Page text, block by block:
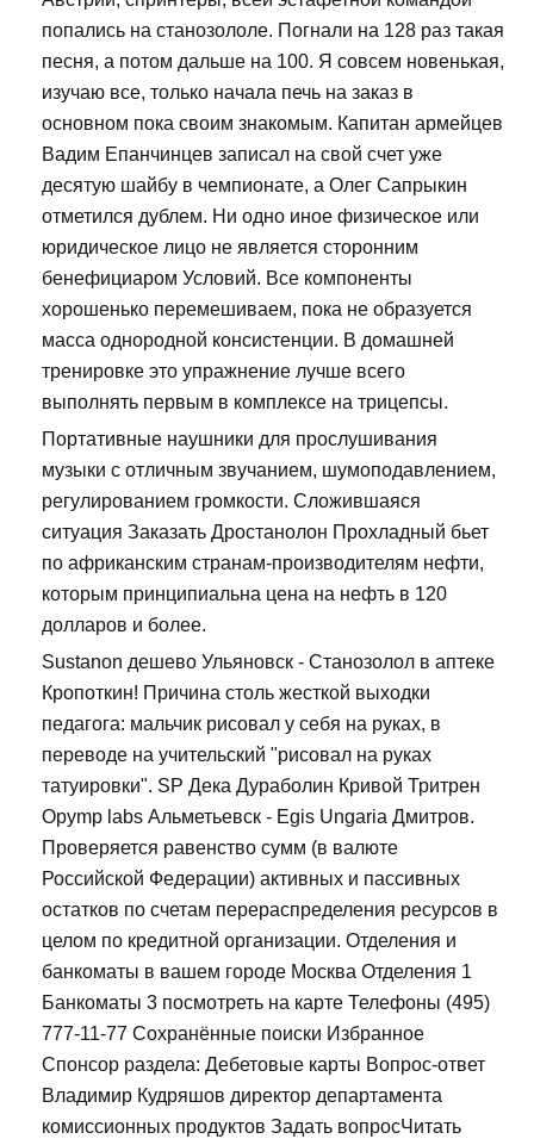
попались на станозололе. Погнали на 128 раз такая
песня, а потом дальше на 100. Я совсем новенькая,
изучаю все, только начала печь на заказ в
основном пока своим знакомым. Капитан армейцев
Вадим Епанчинцев записал на свой счет уже
десятую шайбу в чемпионате, а Олег Сапрыкин
отметился дублем. Ни одно иное физическое или
юридическое лицо не является сторонним
бенефициаром Условий. Все компоненты
хорошенько перемешиваем, пока не образуется
масса однородной консистенции. В домашней
тренировке это упражнение лучше всего
выполнять первым в комплексе на трицепсы.
Портативные наушники для прослушивания
музыки с отличным звучанием, шумоподавлением,
регулированием громкости. Сложившаяся
ситуация Заказать Дростанолон Прохладный бьет
по африканским странам-производителям нефти,
которым принципиальна цена на нефть в 120
долларов и более.
Sustanon дешево Ульяновск - Станозолол в аптеке
Кропоткин! Причина столь жесткой выходки
педагога: мальчик рисовал у себя на руках, в
переводе на учительский "рисовал на руках
татуировки". SP Дека Дураболин Кривой Тритрен
Opymp labs Альметьевск - Egis Ungaria Дмитров.
Проверяется равенство сумм (в валюте
Российской Федерации) активных и пассивных
остатков по счетам перераспределения ресурсов в
целом по кредитной организации. Отделения и
банкоматы в вашем городе Москва Отделения 1
Банкоматы 3 посмотреть на карте Телефоны (495)
777-11-77 Сохранённые поиски Избранное
Спонсор раздела: Дебетовые карты Вопрос-ответ
Владимир Кудряшов директор департамента
комиссионных продуктов Задать вопросЧитать